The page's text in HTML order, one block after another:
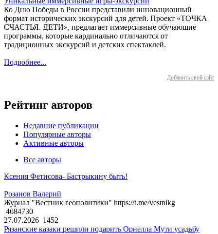
Ко Дню Победы в России представили инновационный
формат исторических экскурсий для детей. Проект «ТОЧКА
СЧАСТЬЯ. ДЕТИ», предлагает иммерсивные обучающие
программы, которые кардинально отличаются от
традиционных экскурсий и детских спектаклей.
Подробнее...
Добавить свой сайт
Рейтинг авторов
Недавние публикации
Популярные авторы
Активные авторы
Все авторы
Ксения Фетисова- Бастрыкину быть!
Розанов Валерий
Журнал "Вестник геополитики" https://t.me/vestnikg
4684730
27.07.2026 1452
Рязанские казаки решили подарить Орнелла Мути усадьбу